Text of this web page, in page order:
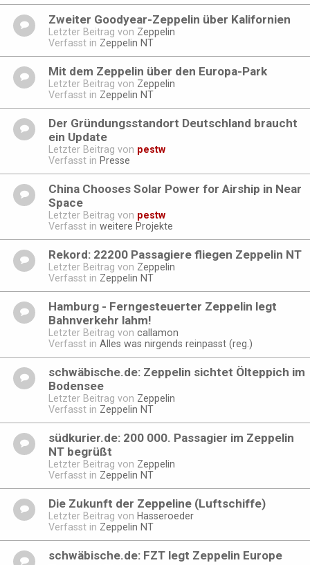
Zweiter Goodyear-Zeppelin über Kalifornien
Letzter Beitrag von Zeppelin
Verfasst in Zeppelin NT
Mit dem Zeppelin über den Europa-Park
Letzter Beitrag von Zeppelin
Verfasst in Zeppelin NT
Der Gründungsstandort Deutschland braucht
ein Update
Letzter Beitrag von pestw
Verfasst in Presse
China Chooses Solar Power for Airship in Near
Space
Letzter Beitrag von pestw
Verfasst in weitere Projekte
Rekord: 22200 Passagiere fliegen Zeppelin NT
Letzter Beitrag von Zeppelin
Verfasst in Zeppelin NT
Hamburg - Ferngesteuerter Zeppelin legt
Bahnverkehr lahm!
Letzter Beitrag von callamon
Verfasst in Alles was nirgends reinpasst (reg.)
schwäbische.de: Zeppelin sichtet Ölteppich im
Bodensee
Letzter Beitrag von Zeppelin
Verfasst in Zeppelin NT
südkurier.de: 200 000. Passagier im Zeppelin
NT begrüßt
Letzter Beitrag von Zeppelin
Verfasst in Zeppelin NT
Die Zukunft der Zeppeline (Luftschiffe)
Letzter Beitrag von Hasseroeder
Verfasst in Zeppelin NT
schwäbische.de: FZT legt Zeppelin Europe